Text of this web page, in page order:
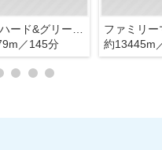
／145分
約13445m